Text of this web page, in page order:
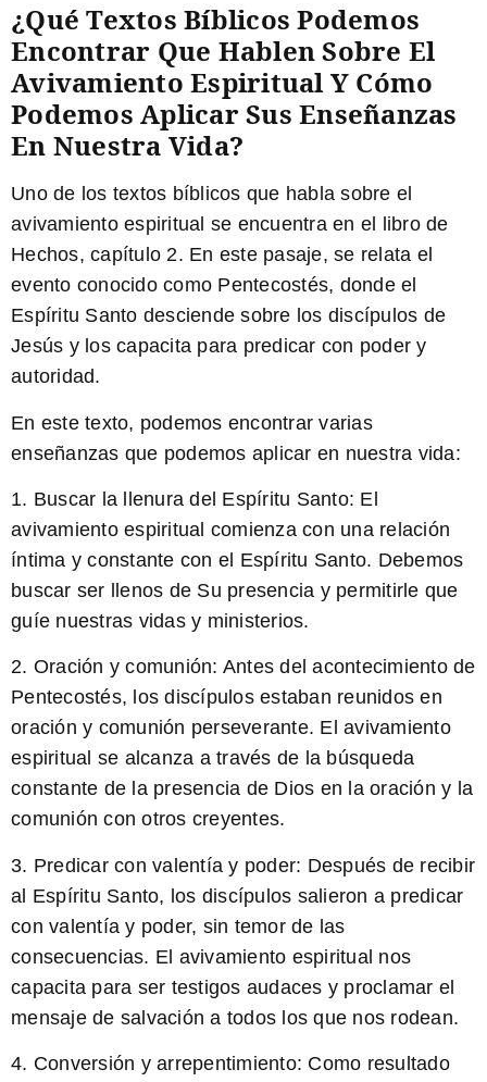
¿Qué Textos Bíblicos Podemos
Encontrar Que Hablen Sobre El
Avivamiento Espiritual Y Cómo
Podemos Aplicar Sus Enseñanzas
En Nuestra Vida?
Uno de los textos bíblicos que habla sobre el
avivamiento espiritual se encuentra en el libro de
Hechos, capítulo 2. En este pasaje, se relata el
evento conocido como Pentecostés, donde el
Espíritu Santo desciende sobre los discípulos de
Jesús y los capacita para predicar con poder y
autoridad.
En este texto, podemos encontrar varias
enseñanzas que podemos aplicar en nuestra vida:
1. Buscar la llenura del Espíritu Santo: El
avivamiento espiritual comienza con una relación
íntima y constante con el Espíritu Santo. Debemos
buscar ser llenos de Su presencia y permitirle que
guíe nuestras vidas y ministerios.
2. Oración y comunión: Antes del acontecimiento de
Pentecostés, los discípulos estaban reunidos en
oración y comunión perseverante. El avivamiento
espiritual se alcanza a través de la búsqueda
constante de la presencia de Dios en la oración y la
comunión con otros creyentes.
3. Predicar con valentía y poder: Después de recibir
al Espíritu Santo, los discípulos salieron a predicar
con valentía y poder, sin temor de las
consecuencias. El avivamiento espiritual nos
capacita para ser testigos audaces y proclamar el
mensaje de salvación a todos los que nos rodean.
4. Conversión y arrepentimiento: Como resultado